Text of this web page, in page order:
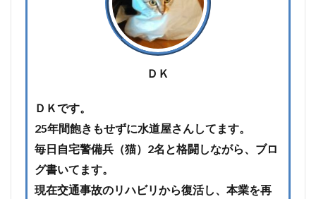
ＤＫ
ＤＫです。
25年間飽きもせずに水道屋さんしてます。
毎日自宅警備兵（猫）2名と格闘しながら、ブロ
グ書いてます。
現在交通事故のリハビリから復活し、本業を再